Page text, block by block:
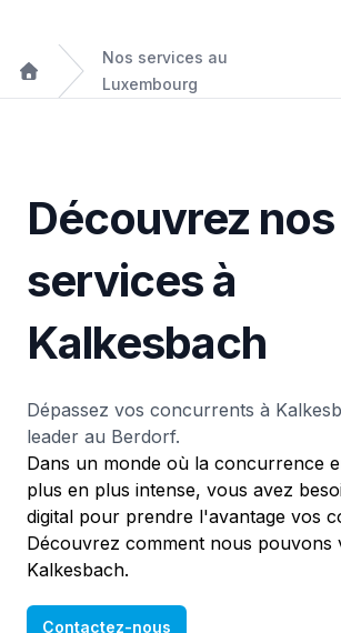
Nos services au
Luxembourg
Découvrez nos
services à
Kalkesbach
Dépassez vos concurrents à
leader au Berdorf.
Dans un monde où la concurrence
plus en plus intense, vous avez
digital pour prendre l'avantage vos
Découvrez comment nous pouvons
Kalkesbach.
Contactez-nous